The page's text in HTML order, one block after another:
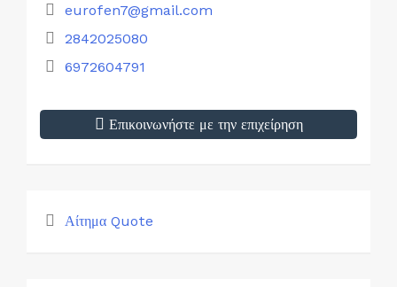
eurofen7@gmail.com
2842025080
6972604791
Επικοινωνήστε με την επιχείρηση
Αίτημα Quote